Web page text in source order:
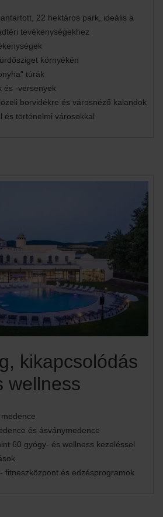
22 hektáros park, ideális a
tevékenységekhez
környékén
túrák
és -versenyek
borvidékre és városnéző kalandok
és történelmi városokkal
kikapcsolódás
wellness
és ásványmedence
60 gyógy- és wellness kezeléssel
fitneszközpont és edzésprogramok